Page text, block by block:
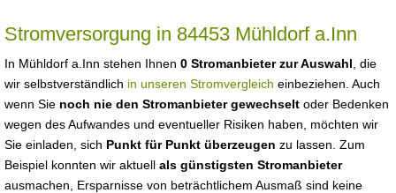
Stromversorgung in 84453 Mühldorf a.Inn
In Mühldorf a.Inn stehen Ihnen 0 Stromanbieter zur Auswahl , die
wir selbstverständlich in unseren Stromvergleich einbeziehen. Auch
wenn Sie noch nie den Stromanbieter gewechselt oder Bedenken
wegen des Aufwandes und eventueller Risiken haben, möchten wir
Sie einladen, sich Punkt für Punkt überzeugen zu lassen. Zum
Beispiel konnten wir aktuell als günstigsten Stromanbieter
ausmachen, Ersparnisse von beträchtlichem Ausmaß sind keine